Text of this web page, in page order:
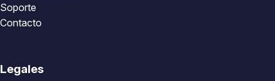
Soporte
Contacto
Legales